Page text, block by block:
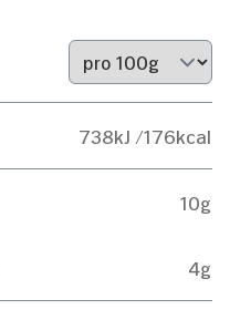
738kJ /176kcal
10g
4g